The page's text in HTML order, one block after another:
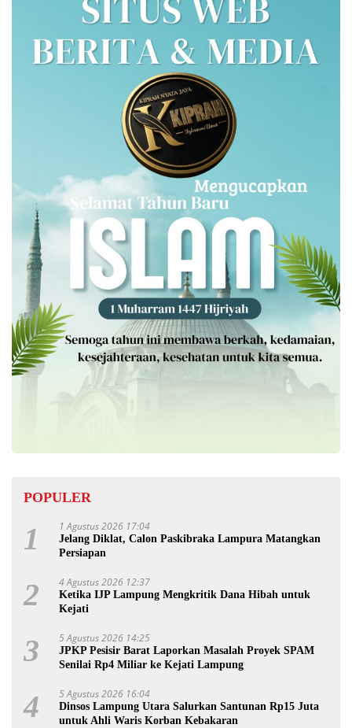
POPULER
1 1 Agustus 2026 17:04
Jelang Diklat, Calon Paskibraka Lampura Matangkan
Persiapan
2 4 Agustus 2026 12:37
Ketika IJP Lampung Mengkritik Dana Hibah untuk
Kejati
3 5 Agustus 2026 14:25
JPKP Pesisir Barat Laporkan Masalah Proyek SPAM
Senilai Rp4 Miliar ke Kejati Lampung
4 5 Agustus 2026 16:04
Dinsos Lampung Utara Salurkan Santunan Rp15 Juta
untuk Ahli Waris Korban Kebakaran